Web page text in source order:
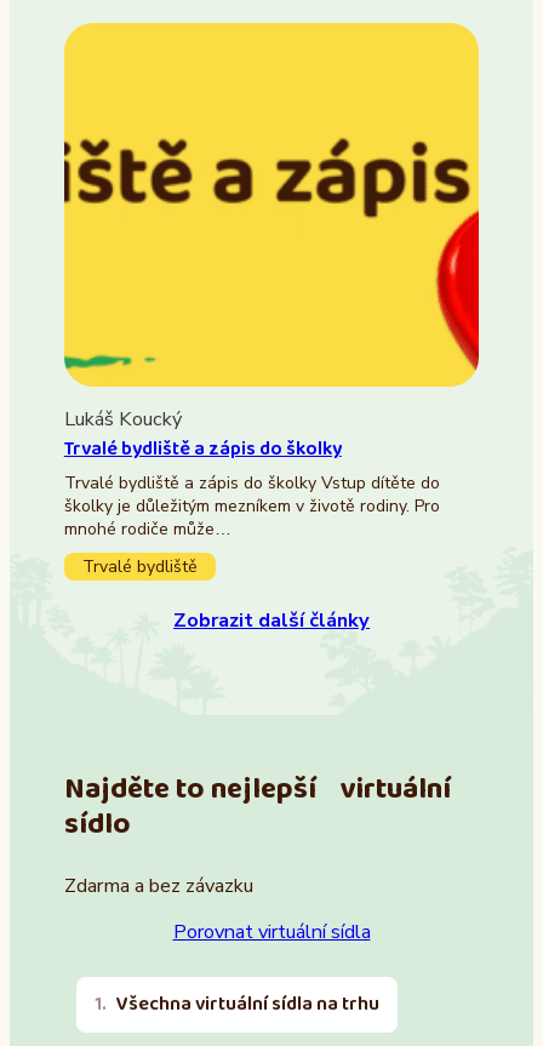
Lukáš Koucký
Trvalé bydliště a zápis do školky
Trvalé bydliště a zápis do školky Vstup dítěte do
školky je důležitým mezníkem v životě rodiny. Pro
mnohé rodiče může…
Trvalé bydliště
Zobrazit další články
Najděte to nejlepší virtuální
sídlo
Zdarma a bez závazku
Porovnat virtuální sídla
Všechna virtuální sídla na trhu